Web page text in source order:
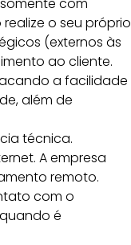
o seu próprio
(externos às
ao cliente.
a facilidade
além de
técnica.
A empresa
remoto.
com o
é